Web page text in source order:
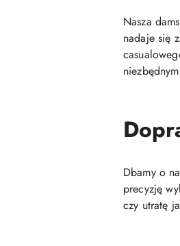
Nasza
nadaje się
Dbamy o
precyzję
czy utratę